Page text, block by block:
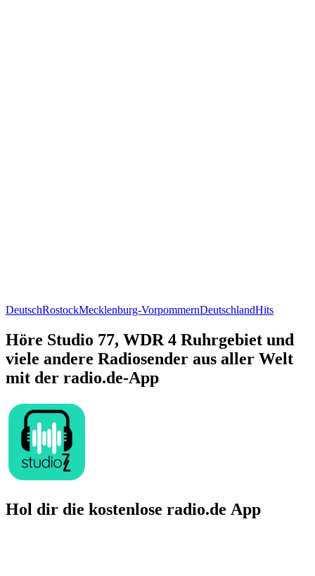
DeutschRostockMecklenburg-VorpommernDeutschlandHits
Höre Studio 77, WDR 4 Ruhrgebiet und
viele andere Radiosender aus aller Welt
mit der radio.de-App
Hol dir die kostenlose radio.de App